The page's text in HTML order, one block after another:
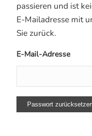
passieren und ist
E-Mailadresse mit
Sie zurück.
E-Mail-Adresse